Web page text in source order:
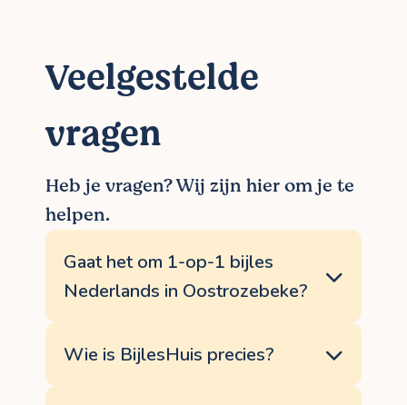
Veelgestelde
vragen
Heb je vragen? Wij zijn hier om je te
helpen.
Gaat het om 1-op-1 bijles
Nederlands in Oostrozebeke?
BijlesHuis voorop, om zo de mooiste
resultaten te boeken. Met 1-op-1 bijles
Wie is BijlesHuis precies?